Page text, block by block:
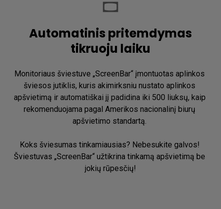
Automatinis pritemdymas
tikruoju laiku
Monitoriaus šviestuve „ScreenBar“ įmontuotas aplinkos
šviesos jutiklis, kuris akimirksniu nustato aplinkos
apšvietimą ir automatiškai jį padidina iki 500 liuksų, kaip
rekomenduojama pagal Amerikos nacionalinį biurų
apšvietimo standartą. ​
Koks šviesumas tinkamiausias? Nebesukite galvos!
Šviestuvas „ScreenBar“ užtikrina tinkamą apšvietimą be
jokių rūpesčių!